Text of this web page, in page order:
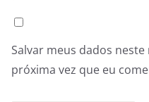
Salvar meus dados
próxima vez que eu